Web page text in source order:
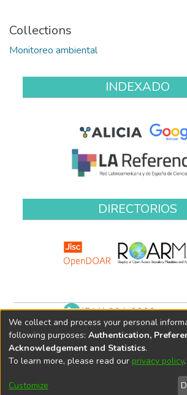
Collections
Monitoreo ambiental
INDEXADO
DIRECTORIOS
(511) 204-9900
We collect and process your personal
following purposes: Authentication,
Acknowledgement and Statistics.
To learn more, please read our privacy policy.
Customize